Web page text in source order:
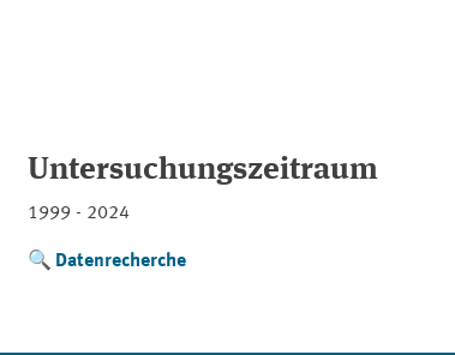
Untersuchungszeitraum
1999 - 2024
Datenrecherche